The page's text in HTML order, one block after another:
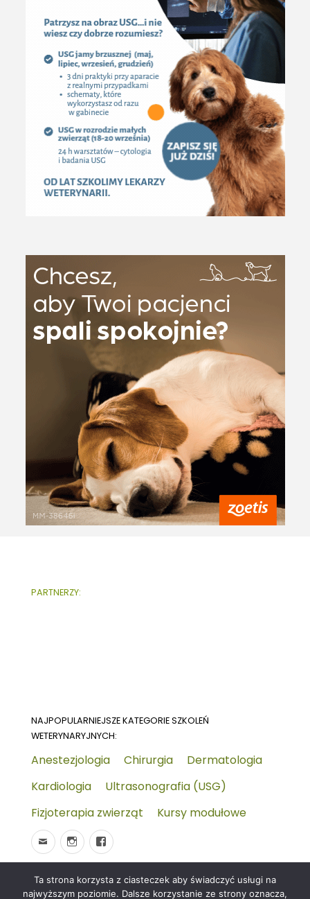
PARTNERZY:
NAJPOPULARNIEJSZE KATEGORIE SZKOLEŃ
WETERYNARYJNYCH:
Anestezjologia Chirurgia
Dermatologia
Kardiologia
Ultrasonografia (USG)
Fizjoterapia zwierząt
Kursy modułowe
© 2026Wydarzenia-wet.pl
Polityka prywatności i
Ta strona korzysta z ciasteczek aby świadczyć usługi na
najwyższym poziomie. Dalsze korzystanie ze strony oznacza,